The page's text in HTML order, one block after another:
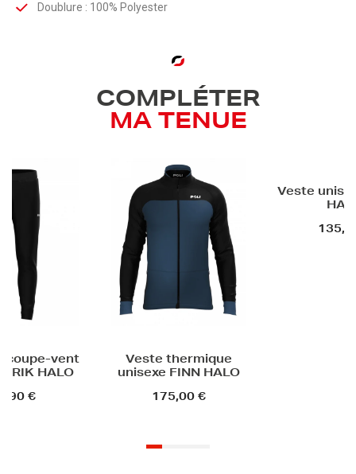
Doublure : 100% Polyester
COMPLÉTER
MA TENUE
Veste thermique
unisexe FINN HALO
Veste unisexe VIGGO